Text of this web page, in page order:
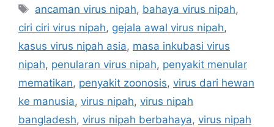
e
g
o
r
i
s
T
a
s
ancaman virus nipah, bahaya virus nipah,
ciri ciri virus nipah, gejala awal virus nipah,
kasus virus nipah asia, masa inkubasi virus
nipah, penularan virus nipah, penyakit menular
mematikan, penyakit zoonosis, virus dari hewan
ke manusia, virus nipah, virus nipah
bangladesh, virus nipah berbahaya, virus nipah